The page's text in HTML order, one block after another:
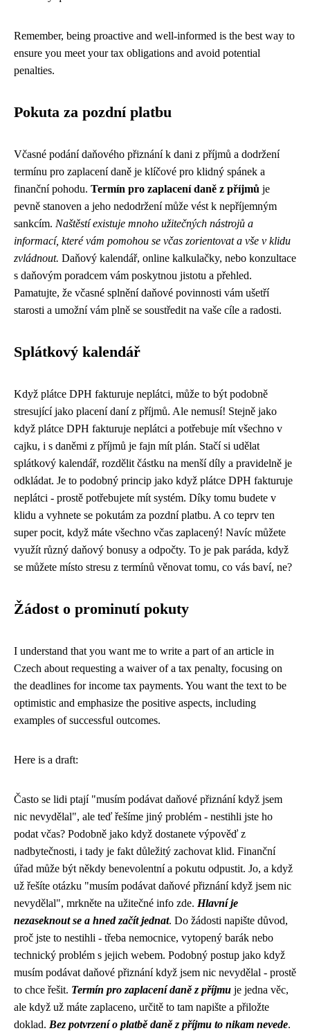
Remember, being proactive and well-informed is the best way to
ensure you meet your tax obligations and avoid potential
penalties.
Pokuta za pozdní platbu
Včasné podání daňového přiznání k dani z příjmů a dodržení
termínu pro zaplacení daně je klíčové pro klidný spánek a
finanční pohodu. Termín pro zaplacení daně z příjmů je
pevně stanoven a jeho nedodržení může vést k nepříjemným
sankcím. Naštěstí existuje mnoho užitečných nástrojů a
informací, které vám pomohou se včas zorientovat a vše v klidu
zvládnout. Daňový kalendář, online kalkulačky, nebo konzultace
s daňovým poradcem vám poskytnou jistotu a přehled.
Pamatujte, že včasné splnění daňové povinnosti vám ušetří
starosti a umožní vám plně se soustředit na vaše cíle a radosti.
Splátkový kalendář
Když plátce DPH fakturuje neplátci, může to být podobně
stresující jako placení daní z příjmů. Ale nemusí! Stejně jako
když plátce DPH fakturuje neplátci a potřebuje mít všechno v
cajku, i s daněmi z příjmů je fajn mít plán. Stačí si udělat
splátkový kalendář, rozdělit částku na menší díly a pravidelně je
odkládat. Je to podobný princip jako když plátce DPH fakturuje
neplátci - prostě potřebujete mít systém. Díky tomu budete v
klidu a vyhnete se pokutám za pozdní platbu. A co teprv ten
super pocit, když máte všechno včas zaplacený! Navíc můžete
využít různý daňový bonusy a odpočty. To je pak paráda, když
se můžete místo stresu z termínů věnovat tomu, co vás baví, ne?
Žádost o prominutí pokuty
I understand that you want me to write a part of an article in
Czech about requesting a waiver of a tax penalty, focusing on
the deadlines for income tax payments. You want the text to be
optimistic and emphasize the positive aspects, including
examples of successful outcomes.
Here is a draft:
Často se lidi ptají "musím podávat daňové přiznání když jsem
nic nevydělal", ale teď řešíme jiný problém - nestihli jste ho
podat včas? Podobně jako když dostanete výpověď z
nadbytečnosti, i tady je fakt důležitý zachovat klid. Finanční
úřad může být někdy benevolentní a pokutu odpustit. Jo, a když
už řešíte otázku "musím podávat daňové přiznání když jsem nic
nevydělal", mrkněte na užitečné info zde. Hlavní je
nezaseknout se a hned začít jednat. Do žádosti napište důvod,
proč jste to nestihli - třeba nemocnice, vytopený barák nebo
technický problém s jejich webem. Podobný postup jako když
musím podávat daňové přiznání když jsem nic nevydělal - prostě
to chce řešit. Termín pro zaplacení daně z příjmu je jedna věc,
ale když už máte zaplaceno, určitě to tam napište a přiložte
doklad. Bez potvrzení o platbě daně z příjmu to nikam nevede.